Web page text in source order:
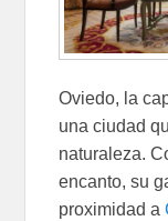
Oviedo, la
una ciudad
naturaleza.
encanto, su
proximidad a